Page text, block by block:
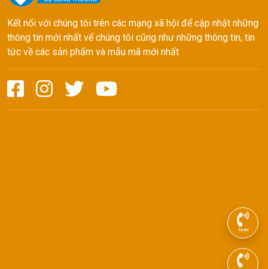
Kết nối với chúng tôi trên các mạng xã hội để cập nhật những
thông tin mới nhất vể chúng tôi cũng như những thông tin, tin
tức về các sản phẩm và mẫu mã mới nhất
Mobi